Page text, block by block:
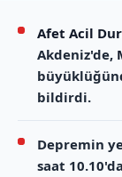
Afet Acil
Akdeniz'de,
bildirdi.
Depremin
saat